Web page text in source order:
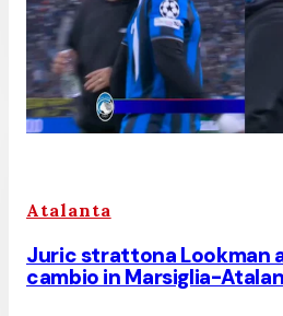
Atalanta
Juric strattona Lookman
cambio in Marsiglia-